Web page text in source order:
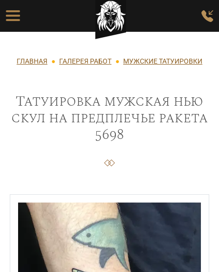
Перейти к основному содержанию
Основная навигация
Строка навигации
ГЛАВНАЯ ГАЛЕРЕЯ РАБОТ МУЖСКИЕ ТАТУИРОВКИ
Татуировка мужская нью
скул на предплечье ракета
5698